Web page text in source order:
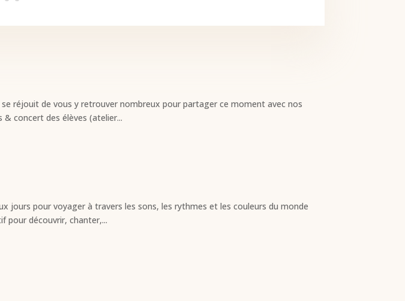
réjouit de vous y retrouver nombreux pour partager ce moment avec nos
concert des élèves (atelier...
jours pour voyager à travers les sons, les rythmes et les couleurs du monde
pour découvrir, chanter,...